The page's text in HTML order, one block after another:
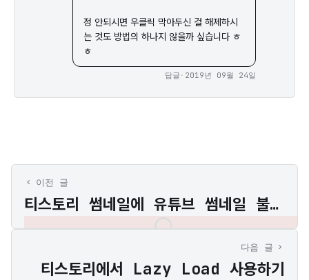
정 안되시면 우클릭 막아두신 걸 해제하시
는 것도 방법의 하나지 않을까 싶습니다 ㅎ
ㅎ
2019년 09월 24일
·
답글
이전 글
티스토리 썸네일에 유튜브 썸네일 불러오기
다음 글
티스토리에서 Lazy Load 사용하기